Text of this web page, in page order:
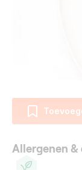
Allergenen